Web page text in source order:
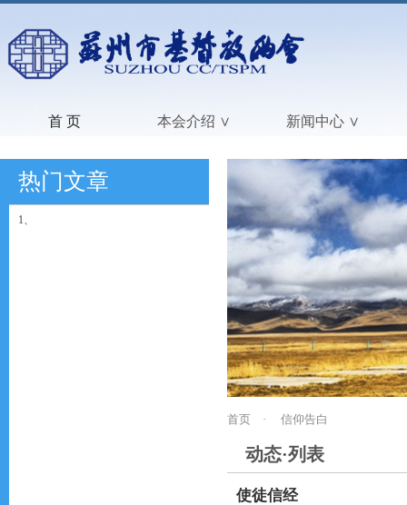
首 页 本会介绍 ∨ 新闻中心 ∨
热门文章
1、
首页 · 信仰告白
动态·列表
使徒信经